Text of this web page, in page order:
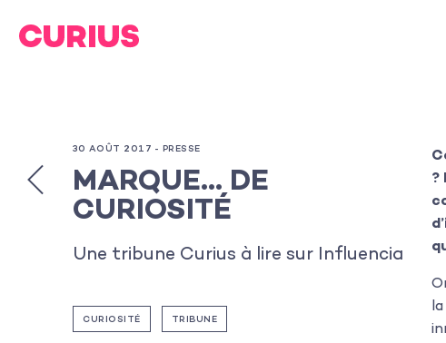
30 AOÛT 2017 - PRESSE
MARQUE… DE
CURIOSITÉ
Une tribune Curius à lire sur Influencia
CURIOSITÉ TRIBUNE
?